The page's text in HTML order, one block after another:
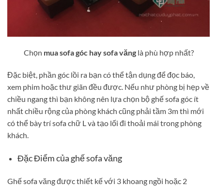
Chọn mua sofa góc hay sofa vănglà phù hợp nhất?
Đặc biệt, phần góc lồi ra bạn có thể tận dụng để đọc báo,
xem phim hoặc thư giãn đều được. Nếu như phòng bị hẹp về
chiều ngang thì bạn không nên lựa chọn bộ ghế sofa góc ít
nhất chiều rộng của phòng khách cũng phải tầm 3m thì mới
có thể bày trí sofa chữ L và tạo lối đi thoải mái trong phòng
khách.
Đặc Điểm của ghế sofa văng
Ghế sofa văng được thiết kế với 3 khoang ngồi hoặc 2